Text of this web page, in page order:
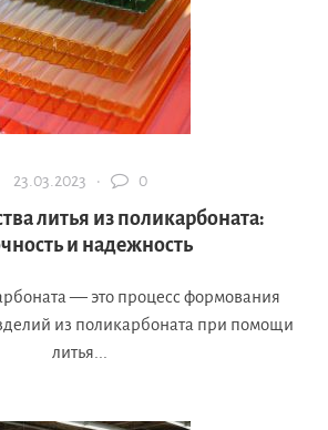
23.03.2023 · 0
литья из поликарбоната:
и надежность
— это процесс формования
из поликарбоната при помощи
литья...